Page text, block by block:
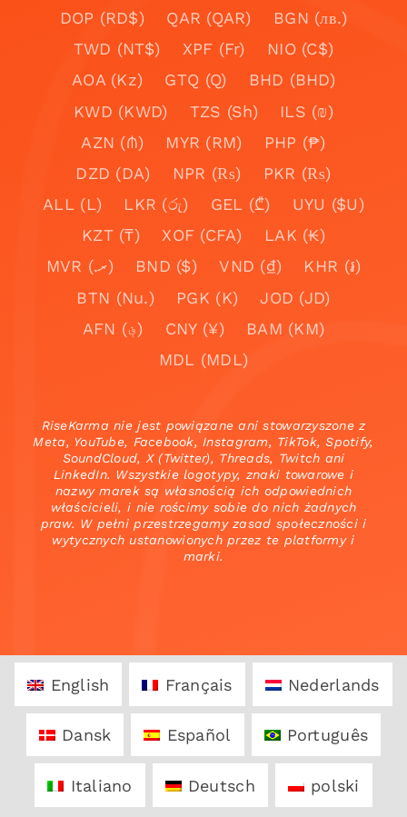
DOP (RD$)
QAR (QAR)
BGN (лв.)
TWD (NT$)
XPF (Fr)
NIO (C$)
AOA (Kz)
GTQ (Q)
BHD (BHD)
KWD (KWD)
TZS (Sh)
ILS (₪)
AZN (₼)
MYR (RM)
PHP (₱)
DZD (DA)
NPR (₨)
PKR (₨)
ALL (L)
LKR (රු) GEL (₾)
UYU ($U)
KZT (₸)
XOF (CFA)
LAK (₭)
MVR (.ރ)
BND ($) VND (₫)
KHR (៛)
BTN (Nu.)
PGK (K)
JOD (JD)
AFN (؋)
CNY (¥)
BAM (KM)
MDL (MDL)
RiseKarma nie jest powiązane ani stowarzyszone z
Meta, YouTube, Facebook, Instagram, TikTok, Spotify,
SoundCloud, X (Twitter), Threads, Twitch ani
LinkedIn. Wszystkie logotypy, znaki towarowe i
nazwy marek są własnością ich odpowiednich
właścicieli, i nie rościmy sobie do nich żadnych
praw. W pełni przestrzegamy zasad społeczności i
wytycznych ustanowionych przez te platformy i
marki.
English Français Nederlands
Dansk Español Português
Italiano Deutsch polski